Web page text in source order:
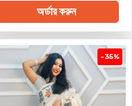
অর্ডার করুন
-35%